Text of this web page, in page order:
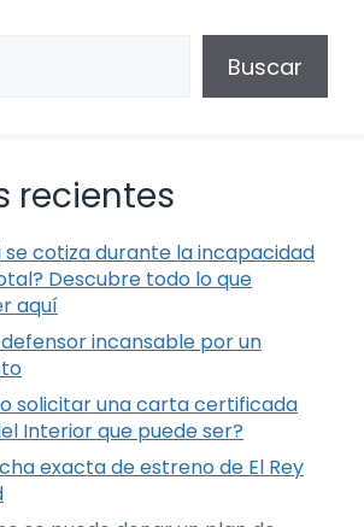
Buscar
recientes
se cotiza durante la incapacidad
Descubre todo lo que
aquí
defensor incansable por un
solicitar una carta certificada
Interior que puede ser?
exacta de estreno de El Rey